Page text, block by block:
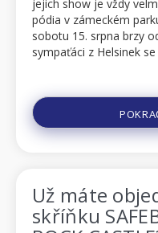
jejich show je vždy
pódia v zámeckém
sobotu 15. srpna brzy
sympaťáci z Helsinek
Už máte
skříňku